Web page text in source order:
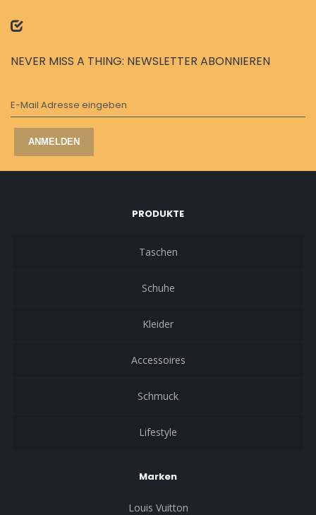
NEVER MISS A THING: NEWSLETTER ABONNIEREN
E-Mail Adresse eingeben
ANMELDEN
PRODUKTE
Taschen
Schuhe
Kleider
Accessoires
Schmuck
Lifestyle
Marken
Louis Vuitton